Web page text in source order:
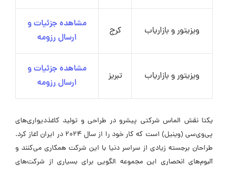
ویزیتور و بازاریاب کرج
مشاهده جزئیات و
ارسال رزومه
ویزیتور و بازاریاب تبریز
مشاهده جزئیات و
ارسال رزومه
یکتا نقش الماس شرکتی پیشرو در طراحی و تولید کاغذدیواری‌های
پی‌وی‌سی (وینیل) است که کار خود را از سال 2024 در ایران آغاز کرد.
طراحان برجسته زیادی از سراسر دنیا با این شرکت همکاری می‌کنند و
آلبوم‌های انحصاری این مجموعه الگویی برای بسیاری از شرکت‌های